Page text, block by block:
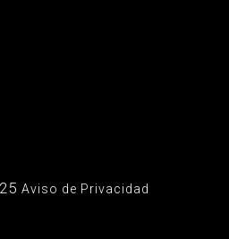
Aviso de Privacidad